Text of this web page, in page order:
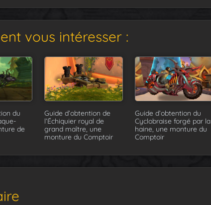
vous intéresser :
du
de
Guide d’obtention de
l’Échiquier royal de
grand maître, une
monture du Comptoir
Guide d’obtention du
Cyclobraise forgé par la
haine, une monture du
Comptoir